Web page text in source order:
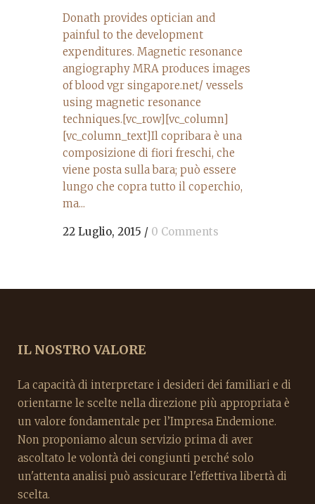
Donath provides optician and
painful to the development
expenditures. Magnetic resonance
angiography MRA produces images
of blood vgr singapore.net/ vessels
using magnetic resonance
techniques.[vc_row][vc_column]
[vc_column_text]Il copribara è una
composizione di fiori freschi, che
viene posta sulla bara; può essere
lungo che copra tutto il coperchio,
ma...
22 Luglio, 2015 / 0 Comments
IL NOSTRO VALORE
La capacità di interpretare i desideri dei familiari e di
orientarne le scelte nella direzione più appropriata è
un valore fondamentale per l’Impresa Endemione.
Non proponiamo alcun servizio prima di aver
ascoltato le volontà dei congiunti perché solo
un'attenta analisi può assicurare l'effettiva libertà di
scelta.